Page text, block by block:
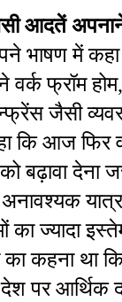
आदतें
भाषण में कहा
वर्क फ्रॉम
जैसी
कि आज फिर
बढ़ावा देना
अनावश्यक
का ज्यादा
का कहना था
पर आर्थिक